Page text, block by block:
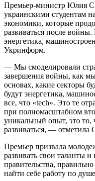
Премьер-министр Юлия
украинскими студентам
экономики, которые
развиваться после
энергетика,
Укринформ.
— Мы смоделировали
завершения войны, как мы
основах, какие секторы
будут энергетика,
все, что «tech». Это те
при полномасштабном
уникальный опыт, это
развиваться, — отметила
Премьер призвала
развивать свои таланты
правительства,
найти себе работу по